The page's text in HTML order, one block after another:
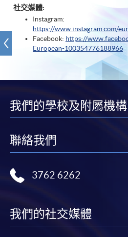
社交媒體:
Instagram:
https://www.instagram.com/
Facebook: https://
European-100354776188966
我們的學校及附屬機構
聯絡我們
3762 6262
我們的社交媒體